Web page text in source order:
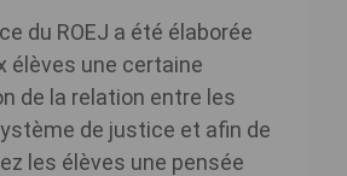
du ROEJ a été élaborée
élèves une certaine
de la relation entre les
de justice et afin de
les élèves une pensée